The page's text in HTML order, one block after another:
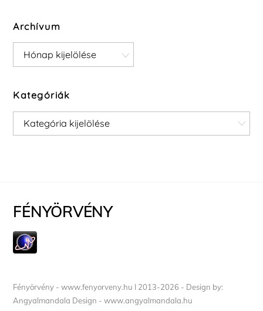
Archívum
Archívum
Kategóriák
Kategóriák
FÉNYÖRVÉNY
Fényörvény - www.fenyorveny.hu I 2013-2026 - Design by:
Angyalmandala Design - www.angyalmandala.hu